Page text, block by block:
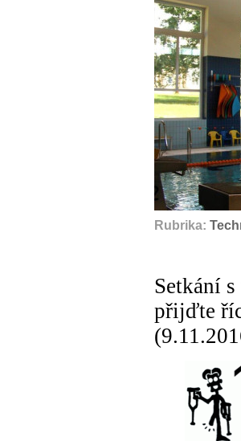
Rubrika:
Setkání
přijďte